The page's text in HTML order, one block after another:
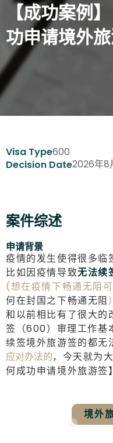
【成功案例
功申请境外旅
Visa Type600
Decision Date2026年8
案件综述
申请背景
疫情的发生使得很多临
比如因疫情导致无法续
(想在疫情下畅通无阻
何在封国之下畅通无阻）
和以前相比有了很大的
签（600）审理工作基
续签境外旅游签的都无
应对办法的，今天就为
何成功申请境外旅游签】
境外